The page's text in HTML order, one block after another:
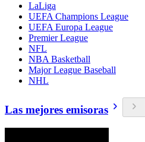
LaLiga
UEFA Champions League
UEFA Europa League
Premier League
NFL
NBA Basketball
Major League Baseball
NHL
Las mejores emisoras